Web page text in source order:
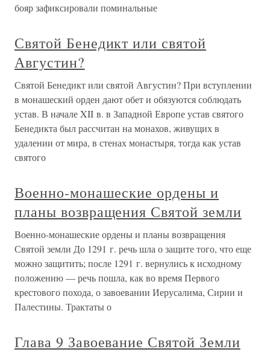
бояр зафиксировали поминальные
Святой Бенедикт или святой
Августин?
Святой Бенедикт или святой Августин? При вступлении
в монашеский орден дают обет и обязуются соблюдать
устав. В начале XII в. в Западной Европе устав святого
Бенедикта был рассчитан на монахов, живущих в
удалении от мира, в стенах монастыря, тогда как устав
святого
Военно-монашеские ордены и
планы возвращения Святой земли
Военно-монашеские ордены и планы возвращения
Святой земли До 1291 г. речь шла о защите того, что еще
можно защитить; после 1291 г. вернулись к исходному
положению — речь пошла, как во время Первого
крестового похода, о завоевании Иерусалима, Сирии и
Палестины. Трактаты о
Глава 9 Завоевание Святой Земли